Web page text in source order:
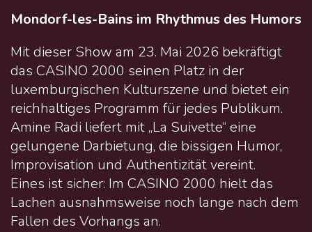
Mondorf-les-Bains im Rhythmus des Humors
Mit dieser Show am 23. Mai 2026 bekräftigt
das CASINO 2000 seinen Platz in der
luxemburgischen Kulturszene und bietet ein
reichhaltiges Programm für jedes Publikum.
Amine Radi liefert mit „La Suivette“ eine
gelungene Darbietung, die bissigen Humor,
Improvisation und Authentizität vereint.
Eines ist sicher: Im CASINO 2000 hielt das
Lachen ausnahmsweise noch lange nach dem
Fallen des Vorhangs an.